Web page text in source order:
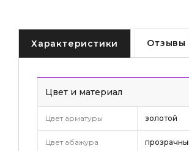
Характеристики Отзывы
Цвет и материал
Цвет арматуры золотой
Цвет абажура